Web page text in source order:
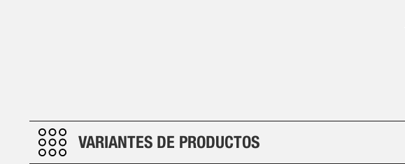
VARIANTES DE PRODUCTOS